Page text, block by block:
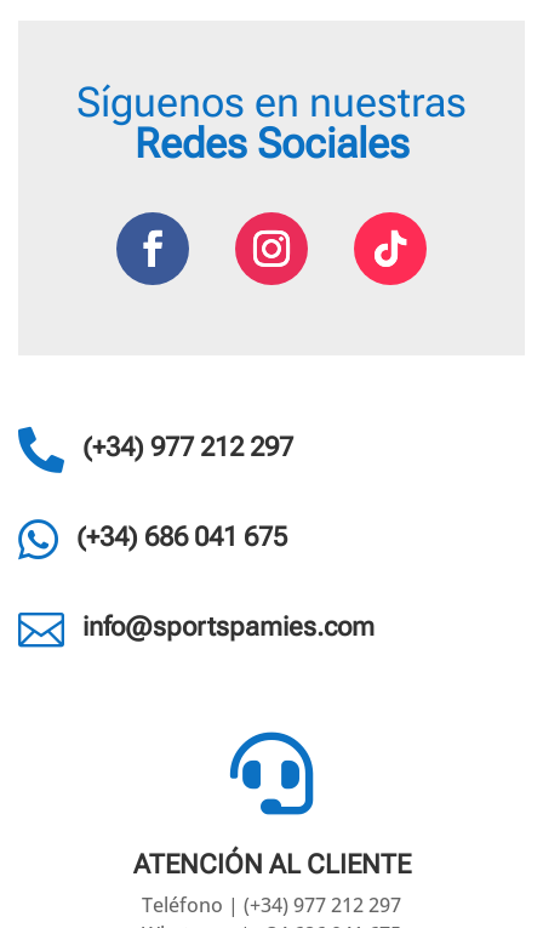
Síguenos en nuestras
Redes Sociales
 (+34) 977 212 297
 (+34) 686 041 675
 info@sportspamies.com

ATENCIÓN AL CLIENTE
Teléfono | (+34) 977 212 297